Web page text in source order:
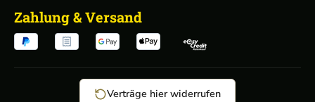
Zahlung & Versand
Verträge hier widerrufen